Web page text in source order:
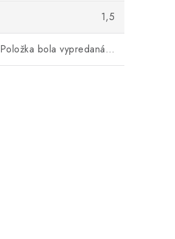
1,5
Položka bola vypredaná…